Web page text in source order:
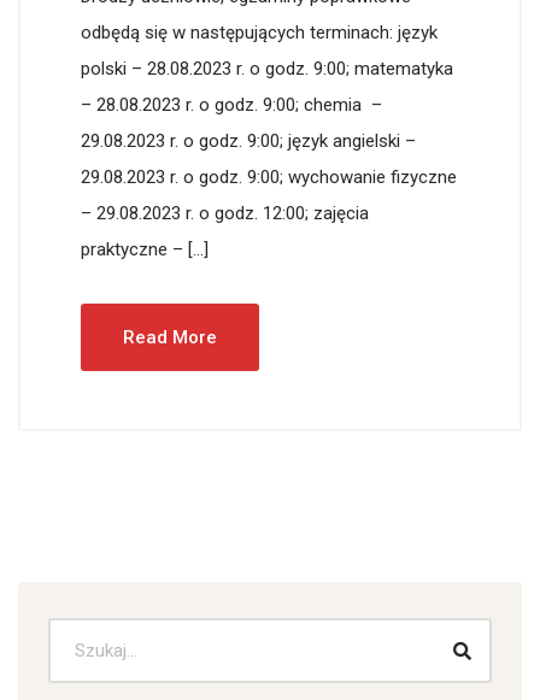
odbędą się w następujących terminach: język
polski – 28.08.2023 r. o godz. 9:00; matematyka
– 28.08.2023 r. o godz. 9:00; chemia –
29.08.2023 r. o godz. 9:00; język angielski –
29.08.2023 r. o godz. 9:00; wychowanie fizyczne
– 29.08.2023 r. o godz. 12:00; zajęcia
praktyczne – […]
Read More